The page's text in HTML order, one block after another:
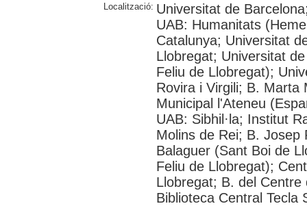
Localització: Universitat de
UAB: Humanitats
Catalunya; Universitat
Llobregat; Universitat
Feliu de Llobregat);
Rovira i Virgili; B. Marta
Municipal l'Ateneu
UAB: Sibhil·la; Institut
Molins de Rei; B. Josep
Balaguer (Sant Boi de
Feliu de Llobregat);
Llobregat; B. del
Biblioteca Central Tecla